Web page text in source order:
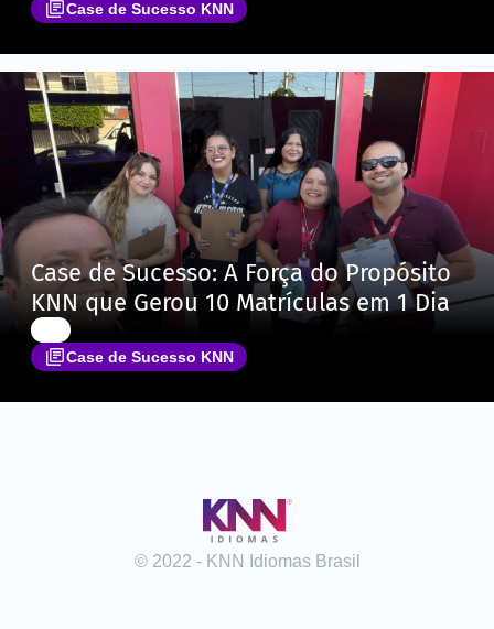
Case de Sucesso KNN
Case de Sucesso KNN
Case de Sucesso: A Força do Propósito
KNN que Gerou 10 Matrículas em 1 Dia
© 2022 - KNN Idiomas Brasil